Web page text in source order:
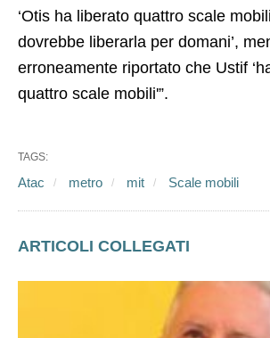
‘Otis ha liberato quattro scale
dovrebbe liberarla per domani’,
erroneamente riportato che Ustif
quattro scale mobili'”.
TAGS:
Atac metro mit Scale mobili
ARTICOLI COLLEGATI